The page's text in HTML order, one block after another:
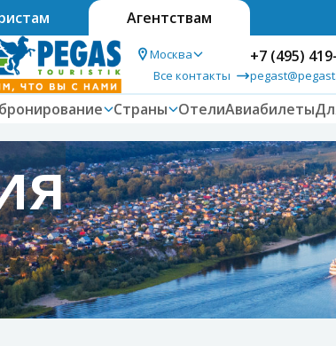
Агентствам
Москва
Все контакты
+7 (495)
Страны ОтелиАвиабилеты